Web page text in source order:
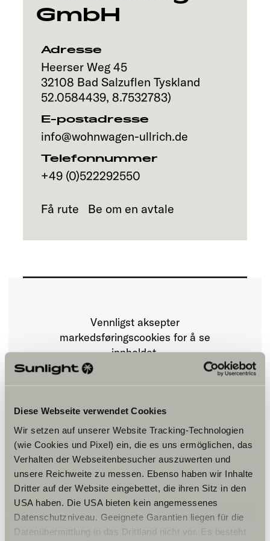
Diese Webseite verwendet Cookies
Wir setzen auf unserer Website Tracking-Technologien
(wie Cookies und Pixel) ein, die es uns ermöglichen, das
Verhalten der Webseitenbesucher auszuwerten und
unsere Reichweite zu messen. Ebenso haben wir Inhalte
Dritter auf der Website eingebettet, die ihren Sitz in den
USA haben. Die USA bieten kein angemessenes
Datenschutzniveau. Geeignete Garantien liegen für die
Datenübermittlung in das Drittland nicht vor. Es besteht
GmbH
Adresse
Heerser Weg 45
32108 Bad Salzuflen Tyskland
52.0584439, 8.7532783)
E-postadresse
info@wohnwagen-ullrich.de
Telefonnummer
+49 (0)522292550
Få rute Be om en avtale
Åpningstider
Montag – Freitag:
Vennligst aksepter
markedsføringscookies for å se
innholdet.